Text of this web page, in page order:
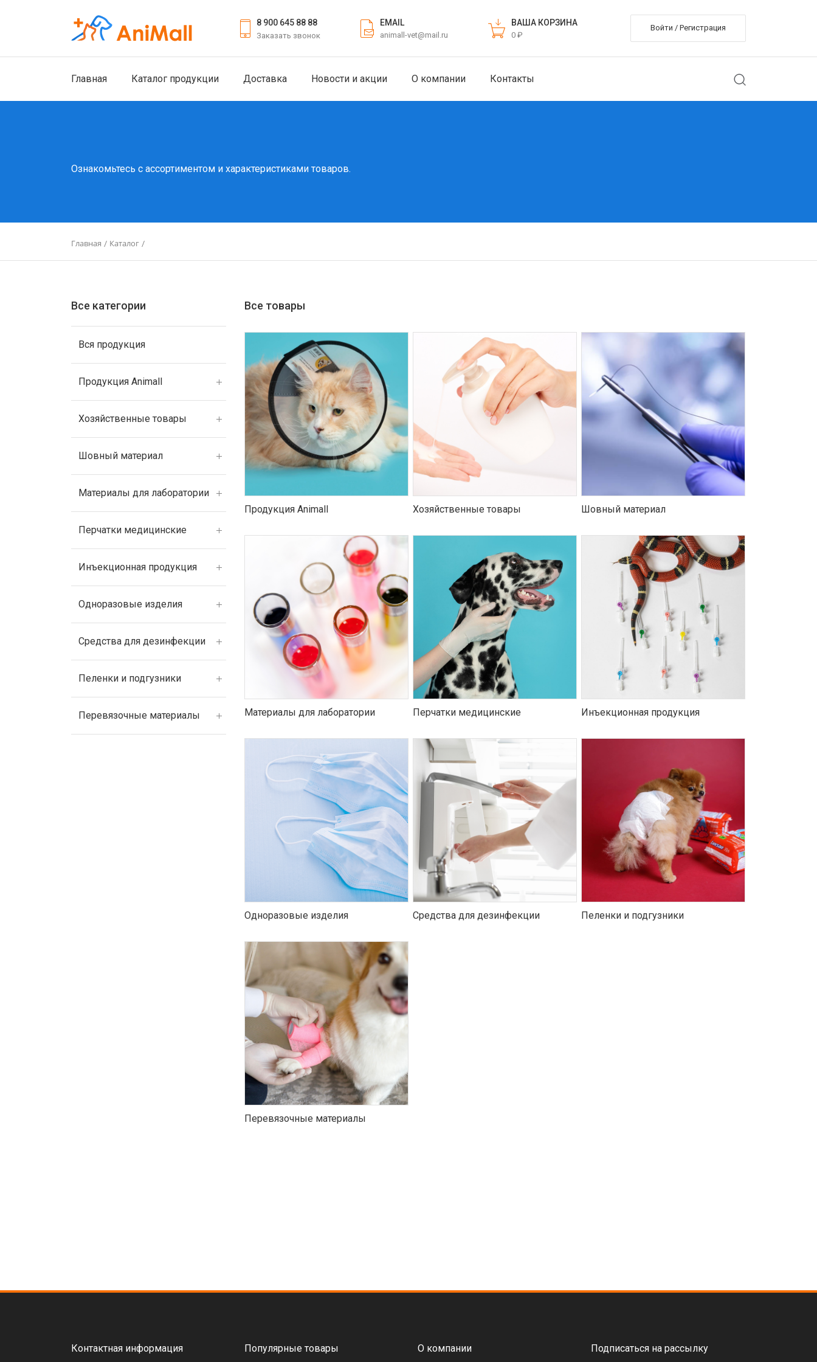
8 900 645 88 88
Заказать звонок
EMAIL
animall-vet@mail.ru
ВАША КОРЗИНА
0 ₽
Войти / Регистрация
Главная Каталог продукции Доставка Новости и акции О компании Контакты
Ознакомьтесь с ассортиментом и характеристиками товаров.
Главная / Каталог /
Все категории
Вся продукция
Продукция Animall
Хозяйственные товары
Шовный материал
Материалы для лаборатории
Перчатки медицинские
Инъекционная продукция
Одноразовые изделия
Средства для дезинфекции
Пеленки и подгузники
Перевязочные материалы
Все товары
Продукция Animall Хозяйственные товары Шовный материал
Материалы для лаборатории Перчатки медицинские Инъекционная продукция
Одноразовые изделия Средства для дезинфекции Пеленки и подгузники
Перевязочные материалы
Контактная информация Популярные товары О компании Подписаться на рассылку